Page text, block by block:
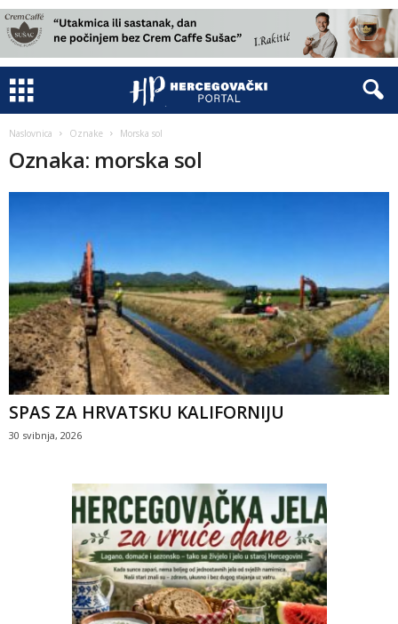
Naslovnica Oznake Morska sol
Oznaka: morska sol
SPAS ZA HRVATSKU KALIFORNIJU
30 svibnja, 2026